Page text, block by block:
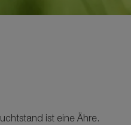
ist eine Ähre.